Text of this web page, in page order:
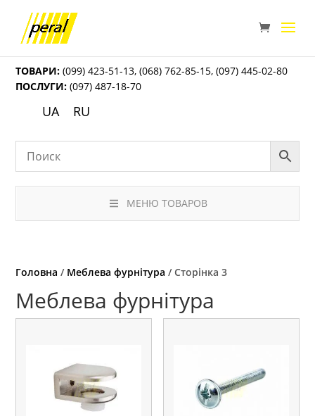
ТОВАРИ: (099) 423-51-13,(068) 762-85-15,(097) 445-02-80
ПОСЛУГИ: (097) 487-18-70
UA RU
МЕНЮ ТОВАРОВ
Головна / Меблева фурнітура / Сторінка 3
Меблева фурнітура